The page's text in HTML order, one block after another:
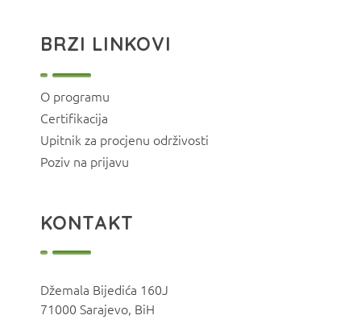
BRZI LINKOVI
O programu
Certifikacija
Upitnik za procjenu održivosti
Poziv na prijavu
KONTAKT
Džemala Bijedića 160J
71000 Sarajevo, BiH